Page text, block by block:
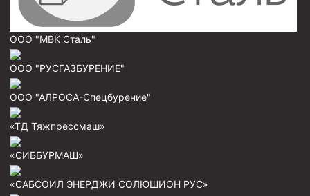
Муфта ОТТМ 146
Муфта БТС 324
Муфта БТС 245
Муфта БТС 178
Муфта БТС 146
Муфта ОТТМ 245
ООО "МВК Сталь"
ООО "РУСГАЗБУРЕНИЕ"
ООО "АЛРОСА-Спецбурение"
«ТД Тяжпрессмаш»
«СИББУРМАШ»
«САБСОИЛ ЭНЕРДЖИ СОЛЮШИОН РУС»